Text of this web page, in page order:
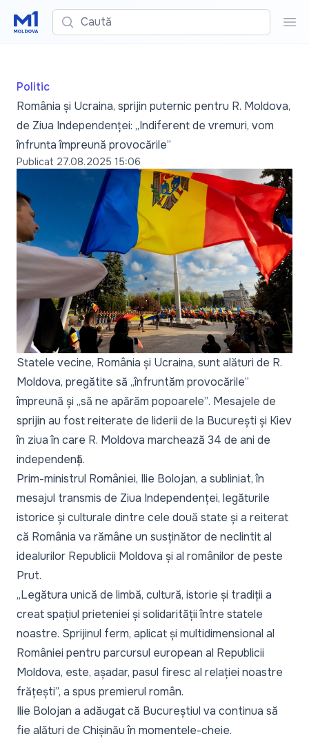
Caută
Politic
România și Ucraina, sprijin puternic pentru R. Moldova,
de Ziua Independenței: „Indiferent de vremuri, vom
înfrunta împreună provocările”
Publicat 27.08.2025 15:06
Statele vecine, România și Ucraina, sunt alături de R.
Moldova, pregătite să „înfruntăm provocările”
împreună și „să ne apărăm popoarele”. Mesajele de
sprijin au fost reiterate de liderii de la București și Kiev
în ziua în care R. Moldova marchează 34 de ani de
independență.
Prim-ministrul României, Ilie Bolojan, a subliniat, în
mesajul transmis de Ziua Independenței, legăturile
istorice și culturale dintre cele două state și a reiterat
că România va rămâne un susținător de neclintit al
idealurilor Republicii Moldova și al românilor de peste
Prut.
„Legătura unică de limbă, cultură, istorie și tradiții a
creat spațiul prieteniei și solidarității între statele
noastre. Sprijinul ferm, aplicat și multidimensional al
României pentru parcursul european al Republicii
Moldova, este, așadar, pasul firesc al relației noastre
frățești”, a spus premierul român.
Ilie Bolojan a adăugat că Bucureștiul va continua să
fie alături de Chișinău în momentele-cheie.